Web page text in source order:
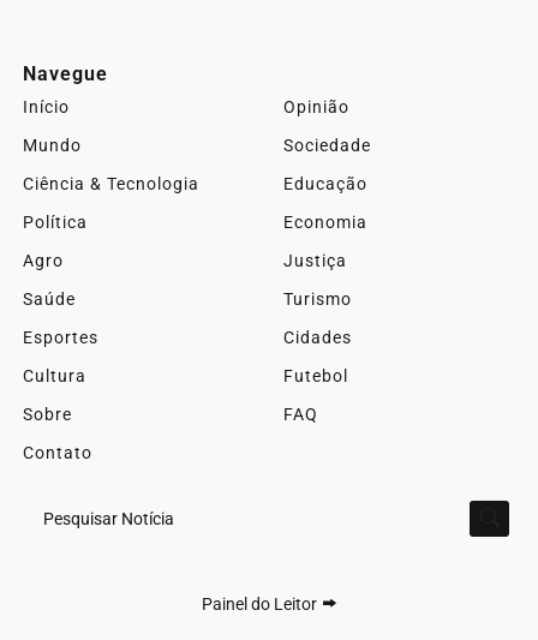
Navegue
Início
Opinião
Mundo
Sociedade
Ciência & Tecnologia
Educação
Política
Economia
Agro
Justiça
Saúde
Turismo
Esportes
Cidades
Cultura
Futebol
Sobre
FAQ
Contato
Pesquisar Notícia
Painel do Leitor